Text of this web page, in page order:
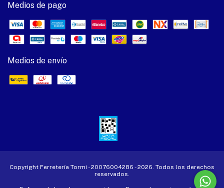
Medios de pago
Medios de envío
Copyright Ferretería Tormi - 20076004286 - 2026. Todos los derechos
reservados.